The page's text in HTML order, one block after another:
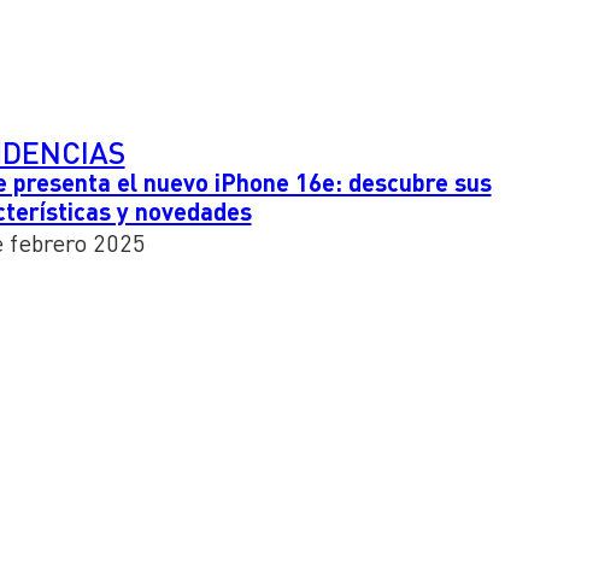
presenta el nuevo iPhone 16e: descubre sus
y novedades
febrero 2025